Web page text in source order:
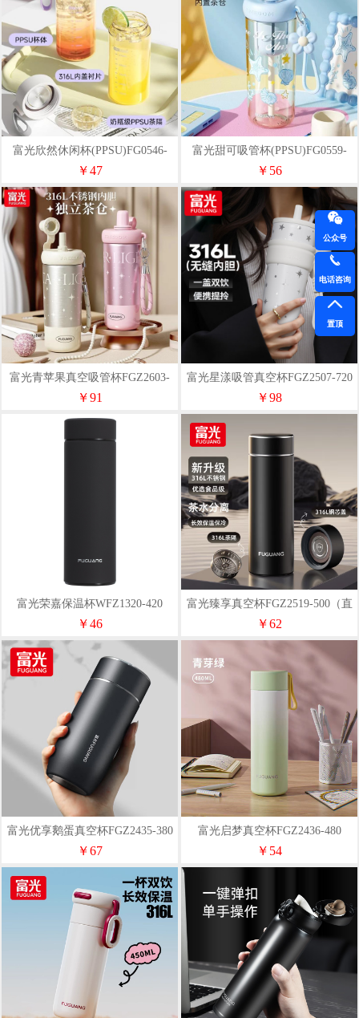
富光欣然休闲杯(PPSU)FG0546-
460
￥47
富光甜可吸管杯(PPSU)FG0559-
680
￥56
富光青苹果真空吸管杯FGZ2603-
590
￥91
富光星漾吸管真空杯FGZ2507-720
￥98
富光荣嘉保温杯WFZ1320-420
￥46
富光臻享真空杯FGZ2519-500（直
杯）
￥62
富光优享鹅蛋真空杯FGZ2435-380
￥67
富光启梦真空杯FGZ2436-480
￥54
公众号
电话咨询
置顶